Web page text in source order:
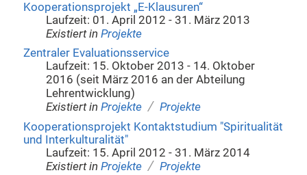
Kooperationsprojekt „E-Klausuren“
Laufzeit: 01. April 2012 - 31. März 2013
Existiert in Projekte
Zentraler Evaluationsservice
Laufzeit: 15. Oktober 2013 - 14. Oktober
2016 (seit März 2016 an der Abteilung
Lehrentwicklung)
Existiert in Projekte / Projekte
Kooperationsprojekt Kontaktstudium "Spiritualität
und Interkulturalität"
Laufzeit: 15. April 2012 - 31. März 2014
Existiert in Projekte / Projekte